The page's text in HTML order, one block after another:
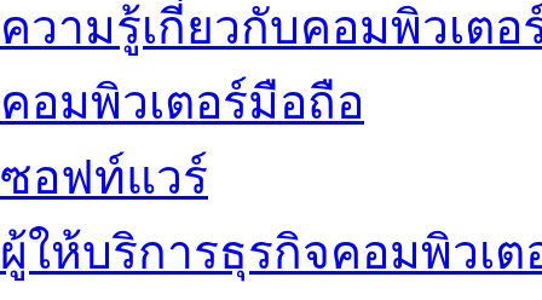
ความรู้เกี่ยวกับคอมพิวเตอ
คอมพิวเตอร์มือถือ
ซอฟท์แวร์
ผู้ให้บริการธุรกิจคอมพิวเต